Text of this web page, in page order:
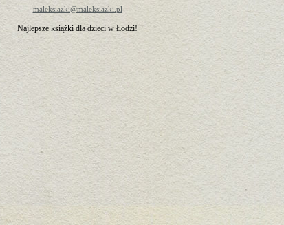
maleksiazki@maleksiazki.pl
Najlepsze książki dla dzieci w Łodzi!